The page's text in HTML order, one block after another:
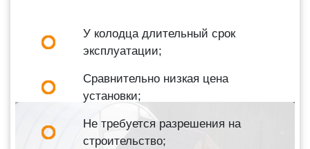
У колодца длительный срок
эксплуатации;
Сравнительно низкая цена
установки;
Не требуется разрешения на
строительство;